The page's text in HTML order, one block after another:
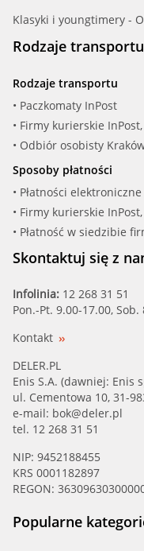
Klasyki i youngtimery -
Rodzaje
Rodzaje transportu
• Paczkomaty InPost
• Firmy kurierskie InPost,
• Odbiór osobisty
Sposoby płatności
• Płatności
• Firmy kurierskie InPost,
• Płatność w siedzibie
Skontaktuj się z
Infolinia: 12 268 31 51
Pon.-Pt. 9.00-17.00, Sob.
Kontakt
DELER.PL
Enis S.A. (dawniej: Enis
ul. Cementowa 10, 31-
e-mail: bok@deler.pl
tel. 12 268 31 51
NIP: 9452188455
KRS 0001182897
REGON:
Popularne